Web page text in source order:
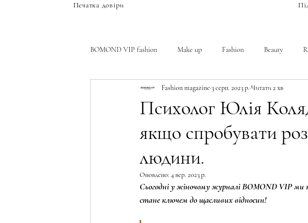
Печатка довіри
BOMOND VIP fashion Make up Fashion Beauty
Мистецтво Personal brand A new era of men's fashion
Psychology and LILA
Wellness & Holistic Beauty Column
Сексуальна енергія
Психолог Юлія
якщо спробувати
людини.⠀
Fashion magazine 3 серп. 2023 р. Читати 2 хв
Оновлено: 4 вер. 2023 р.
Сьогодні у жіночому журналі BOMOND VIP ми
стане ключем до щасливих відносин!